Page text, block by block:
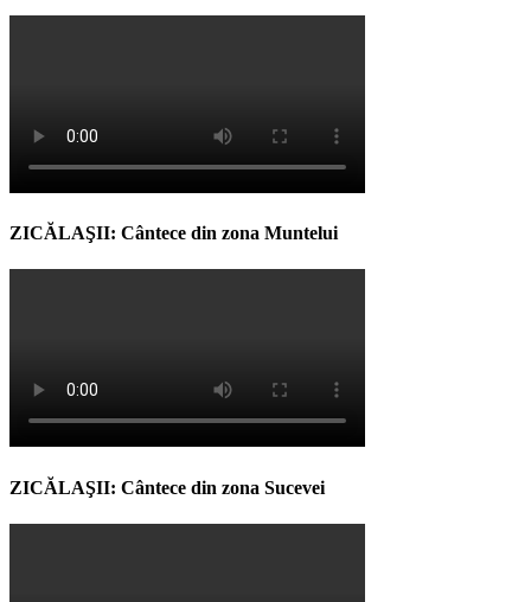
ZICĂLAŞII: Cântece din zona Muntelui
ZICĂLAŞII: Cântece din zona Sucevei